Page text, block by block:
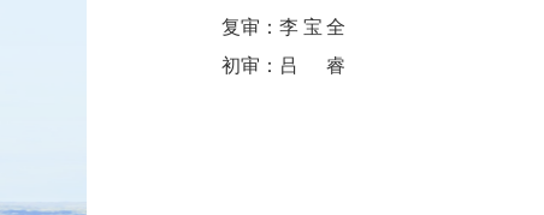
复审： 李宝全
初审： 吕睿